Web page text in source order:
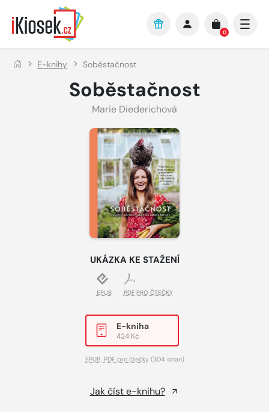
Přejít na hlavní obsah
0
E-knihy Soběstačnost
Soběstačnost
Marie Diederichová
UKÁZKA KE STAŽENÍ
EPUB PDF PRO ČTEČKY
E-kniha
424 Kč
EPUB PDF pro čtečky(304 stran)
Jak číst e-knihu?